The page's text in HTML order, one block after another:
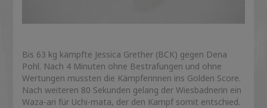
Bis 63 kg kämpfte Jessica Grether (BCK) gegen Dena
Pohl. Nach 4 Minuten ohne Bestrafungen und ohne
Wertungen mussten die Kämpferinnen ins Golden Score.
Nach weiteren 80 Sekunden gelang der Wiesbadnerin ein
Waza-ari für Uchi-mata, der den Kampf somit entschied.